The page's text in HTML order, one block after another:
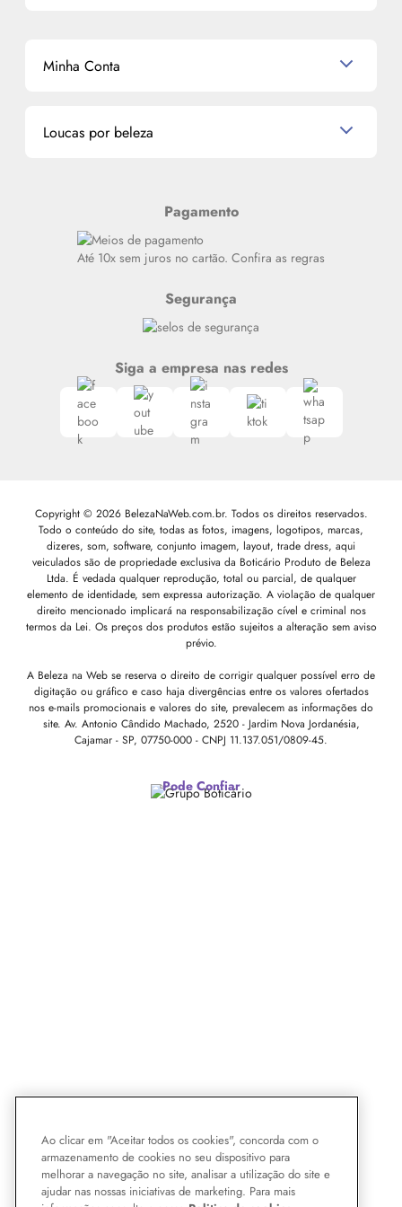
Nossas lojas
Cupom de Desconto
La Vie Est Belle Lancôme
Miniaturas de Produtos de Cabelo
Minha Conta
Meus endereços
Loucas por beleza
Siga nosso canal no Whatsapp
Pagamento
Até 10x sem juros no cartão. Confira as regras
Segurança
Siga a empresa nas redes
Copyright © 2026 BelezaNaWeb.com.br. Todos os direitos reservados.
Todo o conteúdo do site, todas as fotos, imagens, logotipos, marcas,
dizeres, som, software, conjunto imagem, layout, trade dress, aqui
veiculados são de propriedade exclusiva da Boticário Produto de Beleza
Ltda. É vedada qualquer reprodução, total ou parcial, de qualquer
elemento de identidade, sem expressa autorização. A violação de qualquer
direito mencionado implicará na responsabilização cível e criminal nos
termos da Lei. Os preços dos produtos estão sujeitos a alteração sem aviso
prévio.
A Beleza na Web se reserva o direito de corrigir qualquer possível erro de
digitação ou gráfico e caso haja divergências entre os valores ofertados
nos e-mails promocionais e valores do site, prevalecem as informações do
site. Av. Antonio Cândido Machado, 2520 - Jardim Nova Jordanésia,
Cajamar - SP, 07750-000 - CNPJ 11.137.051/0809-45.
Pode Confiar
Ao clicar em "Aceitar todos os cookies", concorda com o
armazenamento de cookies no seu dispositivo para
melhorar a navegação no site, analisar a utilização do site e
ajudar nas nossas iniciativas de marketing. Para mais